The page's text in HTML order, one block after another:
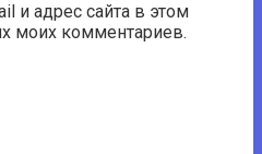
и адрес сайта в этом
моих комментариев.